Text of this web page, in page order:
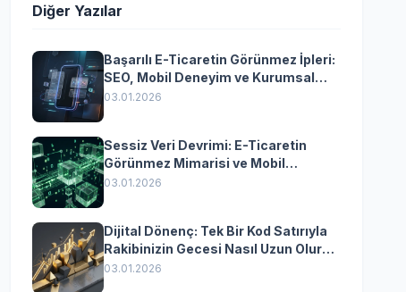
Diğer Yazılar
Başarılı E-Ticaretin Görünmez İpleri:
SEO, Mobil Deneyim ve Kurumsal
Yazılımın Kazandıran
03.01.2026
Sessiz Veri Devrimi: E-Ticaretin
Görünmez Mimarisi ve Mobil
Dönüşümün Kurumsal Anahtarı
03.01.2026
Dijital Dönenç: Tek Bir Kod Satırıyla
Rakibinizin Gecesi Nasıl Uzun Olur?
(Kurumsal Yazılımın Güçlü Rolü)
03.01.2026